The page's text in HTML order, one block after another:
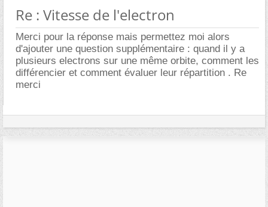
Re : Vitesse de l'electron
Merci pour la réponse mais permettez moi alors
d'ajouter une question supplémentaire : quand il y a
plusieurs electrons sur une même orbite, comment les
différencier et comment évaluer leur répartition . Re
merci